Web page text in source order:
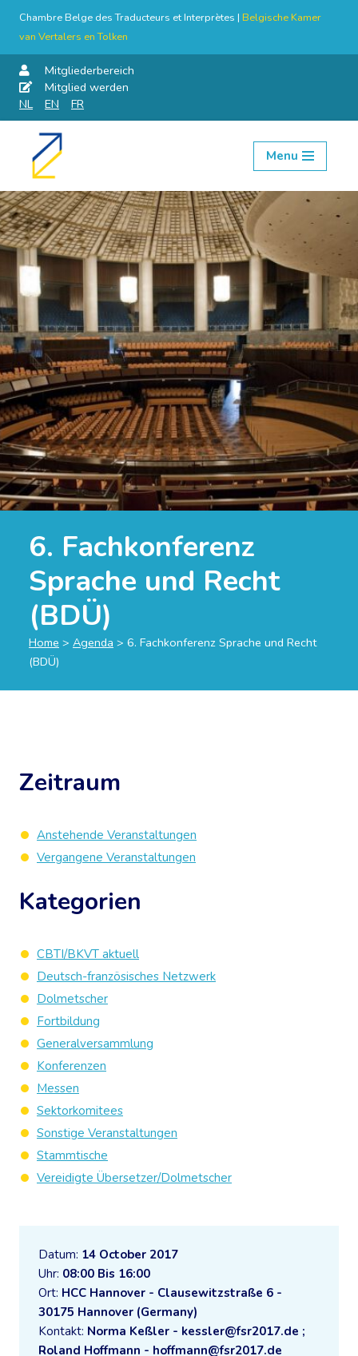
Chambre Belge des Traducteurs et Interprètes | Belgische Kamer
van Vertalers en Tolken
Mitgliederbereich
Mitglied werden
NL
EN FR
Skip
content
Menu
6. Fachkonferenz
Sprache und Recht
(BDÜ)
Home > Agenda > 6. Fachkonferenz Sprache und Recht
(BDÜ)
Datum: 14 October 2017
Uhr: 08:00 Bis 16:00
Ort: HCC Hannover - Clausewitzstraße 6 -
30175 Hannover (Germany)
Kontakt: Norma Keßler - kessler@fsr2017.de ;
Roland Hoffmann - hoffmann@fsr2017.de
Zeitraum
Anstehende Veranstaltungen
Vergangene Veranstaltungen
Kategorien
CBTI/BKVT aktuell
Deutsch-französisches Netzwerk
Dolmetscher
Fortbildung
Generalversammlung
Konferenzen
Messen
Sektorkomitees
Sonstige Veranstaltungen
Stammtische
Vereidigte Übersetzer/Dolmetscher